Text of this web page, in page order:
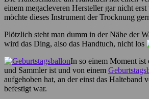
einem megacleveren Hersteller gar nicht
möchte dieses Instrument der Trocknung
Plötzlich steht man dumm in der Nähe der
wird das Ding, also das Handtuch, nicht los
In so einem Moment ist
und Sammler ist und von einem
aufgehoben hat, an der einst das Halteband
befestigt war.